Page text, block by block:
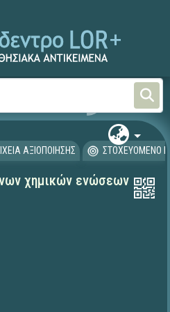
Φυσικές Επιστήμες -
ΑΞΙΟΠΟΙΗΣΗΣ ΣΤΟΧΕΥΟΜΕΝΟ
χημικών ενώσεων